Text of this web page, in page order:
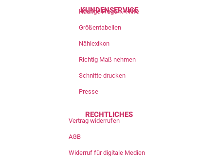
KUNDENSERVICE
Häufige Fragen / Hilfe
Größentabellen
Nählexikon
Richtig Maß nehmen
Schnitte drucken
Presse
RECHTLICHES
Vertrag widerrufen
AGB
Widerruf für digitale Medien